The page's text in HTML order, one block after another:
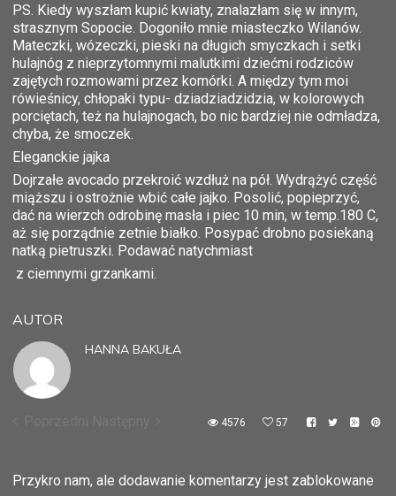
PS. Kiedy wyszłam kupić kwiaty, znalazłam się w innym,
strasznym Sopocie. Dogoniło mnie miasteczko Wilanów.
Mateczki, wózeczki, pieski na długich smyczkach i setki
hulajnóg z nieprzytomnymi malutkimi dziećmi rodziców
zajętych rozmowami przez komórki. A między tym moi
rówieśnicy, chłopaki typu- dziadziadzidzia, w kolorowych
porciętach, też na hulajnogach, bo nic bardziej nie odmładza,
chyba, że smoczek.
Eleganckie jajka
Dojrzałe avocado przekroić wzdłuż na pół. Wydrążyć część
miąższu i ostrożnie wbić całe jajko. Posolić, popieprzyć,
dać na wierzch odrobinę masła i piec 10 min, w temp.180 C,
aż się porządnie zetnie białko. Posypać drobno posiekaną
natką pietruszki. Podawać natychmiast
z ciemnymi grzankami.
AUTOR
HANNA BAKUŁA
4576 57
Przykro nam, ale dodawanie komentarzy jest zablokowane